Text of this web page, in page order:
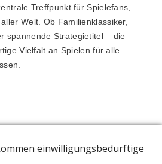
Treffpunkt für Spielefans,
Welt. Ob Familienklassiker,
spannende Strategietitel – die
Vielfalt an Spielen für alle